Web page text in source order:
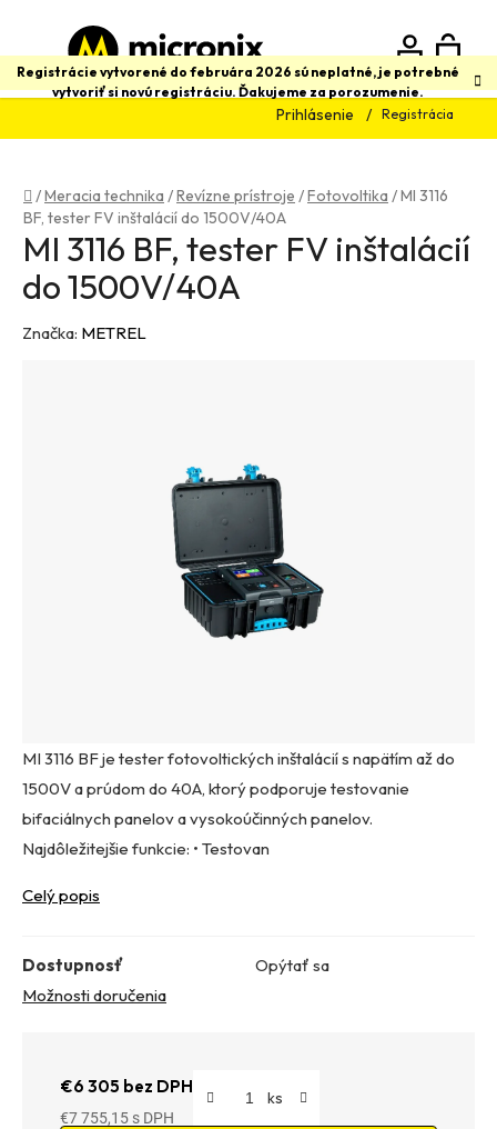
obsah
Registrácie vytvorené do februára 2026 sú neplatné, je potrebné
vytvoriť si novú registráciu. Ďakujeme za porozumenie.
Prihlásenie Registrácia
Hľadať
Domov
/Meracia technika /Revízne prístroje /Fotovoltika /MI 3116
BF, tester FV inštalácií do 1500V/40A
MI 3116 BF je tester fotovoltických inštalácií s napätím až do
1500V a prúdom do 40A, ktorý podporuje testovanie
bifaciálnych panelov a vysokoúčinných panelov.
Najdôležitejšie funkcie: • Testovan
Celý popis
Dostupnosť
Opýtať sa
Možnosti doručenia
€6 305 bez DPH
€7 755,15
MI 3116 BF, tester FV inštalácií
do 1500V/40A
Značka: METREL